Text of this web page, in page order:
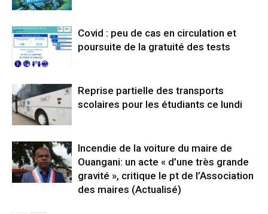
Covid : peu de cas en circulation et
poursuite de la gratuité des tests
Reprise partielle des transports
scolaires pour les étudiants ce lundi
Incendie de la voiture du maire de
Ouangani: un acte « d’une très grande
gravité », critique le pt de l’Association
des maires (Actualisé)